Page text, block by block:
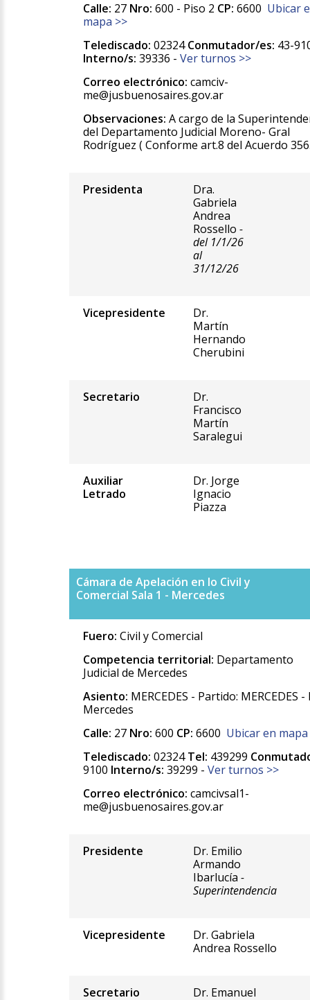
Calle: 27 Nro: 600 - Piso 2 CP: 6600 Ubicar
mapa >>
Telediscado: 02324Conmutador/es: 43-
Interno/s: 39336 - Ver turnos >>
Correo electrónico: camciv-
me@jusbuenosaires.gov.ar
Observaciones: A cargo de la
del Departamento Judicial Moreno- Gral
Rodríguez ( Conforme art.8 del Acuerdo
Presidenta
Dra.
Gabriela
Andrea
Rossello -
del 1/1/26
al
31/12/26
Vicepresidente
Dr.
Martín
Hernando
Cherubini
Secretario
Dr.
Francisco
Martín
Saralegui
Auxiliar
Letrado
Dr. Jorge
Ignacio
Piazza
Cámara de Apelación en lo Civil y
Comercial Sala 1 - Mercedes
Fuero: Civil y Comercial
Competencia territorial: Departamento
Judicial de Mercedes
Asiento: MERCEDES - Partido: MERCEDES
Mercedes
Calle: 27 Nro: 600 CP: 6600 Ubicar en mapa
Telediscado: 02324Tel: 439299
9100 Interno/s: 39299 - Ver turnos >>
Correo electrónico: camcivsal1-
me@jusbuenosaires.gov.ar
Presidente
Dr. Emilio
Armando
Ibarlucía -
Superintendencia
Vicepresidente
Dr. Gabriela
Andrea Rossello
Secretario
Dr. Emanuel